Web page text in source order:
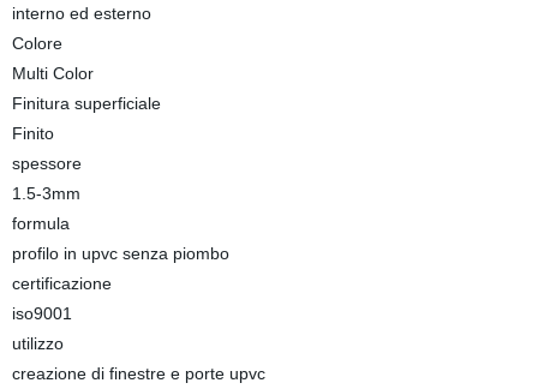
interno ed esterno
Colore
Multi Color
Finitura superficiale
Finito
spessore
1.5-3mm
formula
profilo in upvc senza piombo
certificazione
iso9001
utilizzo
creazione di finestre e porte upvc